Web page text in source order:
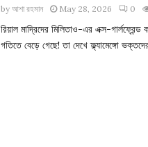
byআশা রহমান May 28, 2026 0
রিয়াল মাদ্রিদের মিলিতাও-এর এক্স-
গতিতে বেড়ে গেছে! তা দেখে ফ্ল্যামেঙ্গো